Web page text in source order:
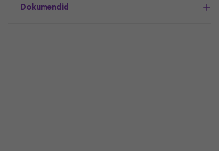
Dokumendid